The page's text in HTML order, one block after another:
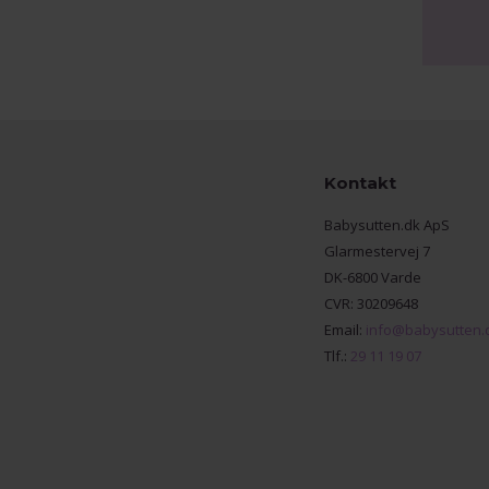
Kontakt
Babysutten.dk ApS
Glarmestervej 7
DK-6800 Varde
CVR: 30209648
Email:
Tlf.: 29 11 19 07